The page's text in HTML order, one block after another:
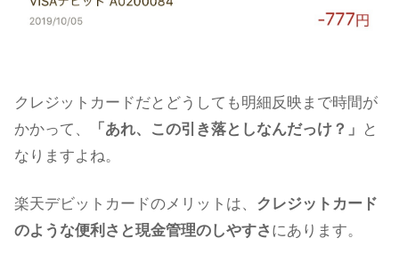
クレジットカードだとどうしても明細反映まで時間が
かかって、
「あれ、この引き落としなんだっけ？」
と
なりますよね。
楽天デビットカードのメリットは、 クレジットカード
のような便利さと現金管理のしやすさ にあります。